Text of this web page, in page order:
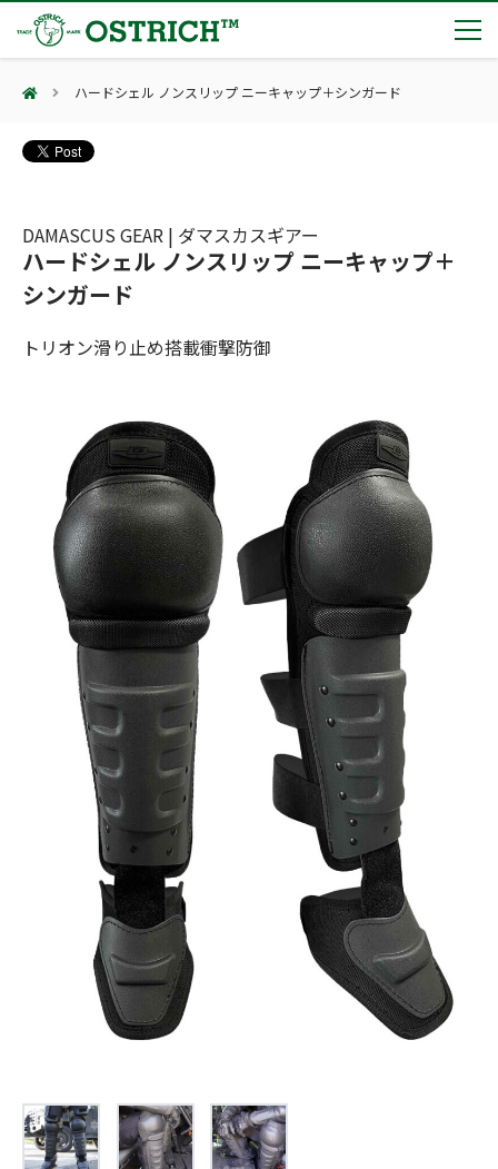
製品カテゴリー
輸血保冷庫
(Bear Avoidance)
防刃対策
(Cut Resistant)
止血・止血キット
気道管理
(Respiration)
循環管理
(Circulation)
低体温防止
(Hypothermia)
もっと見る
製品をキーワードで検索
検索
夏季休業のお知らせ
日本集中治療医学会 第10回東北支部学術集会 ご来場ありがとうございました！
第7回 地域×Tech東北 ご来場ありがとうございました！
オーストリッチ熊対策カタログ
ダマスカス製品カタログ（日本語版）
総合カタログ掲載のお知らせ
会社案内
会社概要
主な納入実績
カタログ
採用情報（外部サイトに移動します）
お問合せ
見積り
オンラインショップ
English 日本語
ハードシェル ノンスリップ ニーキャップ＋シンガード
DAMASCUS GEAR | ダマスカスギアー
ハードシェル ノンスリップ ニーキャップ＋
シンガード
トリオン滑り止め搭載衝撃防御